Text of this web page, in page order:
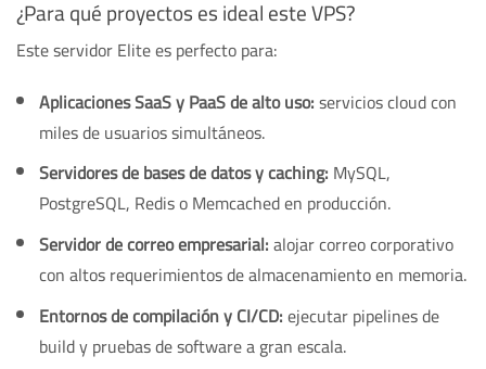
¿Para qué proyectos es ideal este VPS?
Este servidor Elite es perfecto para:
Aplicaciones SaaS y PaaS de alto uso:servicios cloud con
miles de usuarios simultáneos.
Servidores de bases de datos y caching: MySQL,
PostgreSQL, Redis o Memcached en producción.
Servidor de correo empresarial:alojar correo corporativo
con altos requerimientos de almacenamiento en memoria.
Entornos de compilación y CI/CD:ejecutar pipelines de
build y pruebas de software a gran escala.